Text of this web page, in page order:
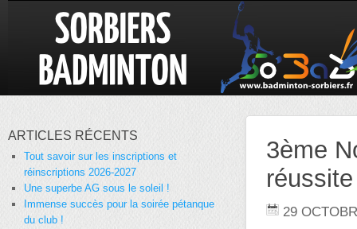
3ème
réussite
29
ARTICLES RÉCENTS
Tout savoir sur les inscriptions et
réinscriptions 2026-2027
Une superbe AG sous le soleil !
Immense succès pour la soirée pétanque
du club !